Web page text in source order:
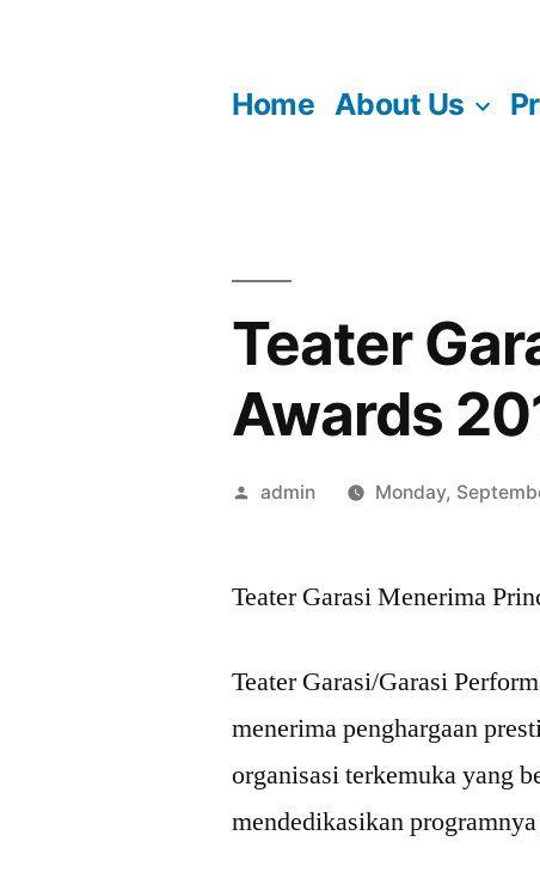
Home About Us
Teater
Awards
Posted
admin Monday,
Teater Garasi Menerima
Teater Garasi/Garasi
menerima penghargaan
organisasi terkemuka yang
mendedikasikan